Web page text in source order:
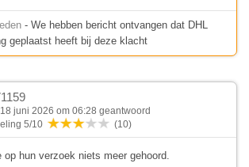
- We hebben bericht ontvangen dat DHL
geplaatst heeft bij deze klacht
juni 2026 om 06:28 geantwoord
5/10
(10)
op hun verzoek niets meer gehoord.